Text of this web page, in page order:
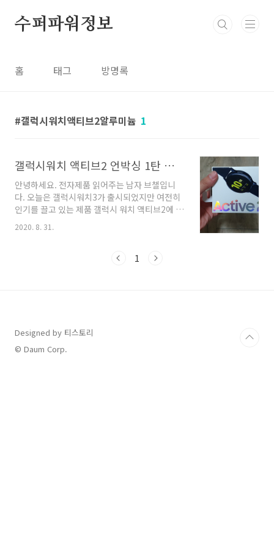
수퍼파워정보
홈 태그 방명록
갤럭시워치액티브2알루미늄 1
갤럭시워치 액티브2 언박싱 1탄 갤럭시워치 액티브2 알루미늄 40mm
안녕하세요. 전자제품 읽어주는 남자 브챌입니
다. 오늘은 갤럭시워치3가 출시되었지만 여전히
인기를 끌고 있는 제품 갤럭시 워치 액티브2에 대
해서 살펴보도록 하겠습니다. 1. 갤럭시워치 액티
브2 영롱합니다. 솔직히 인터넷 사진으로 볼때와
만원대로 저는 선물 받았습니다. (자랑 ㅎㅎ) 박
들이 착용하는 시계같기도 하고 귀엽다는 생각만
하고 있었는데 실제로 보니 알루미늄이지만 입는
옷에 따라서 고급스러워 보이기도 하고 스포티해
2020. 8. 31.
1
Designed by 티스토리
© Daum Corp.